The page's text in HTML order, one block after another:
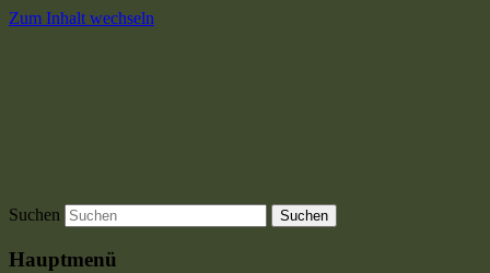
Zum Inhalt wechseln
Suchen
Hauptmenü